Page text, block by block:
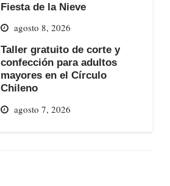
Fiesta de la Nieve
agosto 8, 2026
Taller gratuito de corte y
confección para adultos
mayores en el Círculo
Chileno
agosto 7, 2026